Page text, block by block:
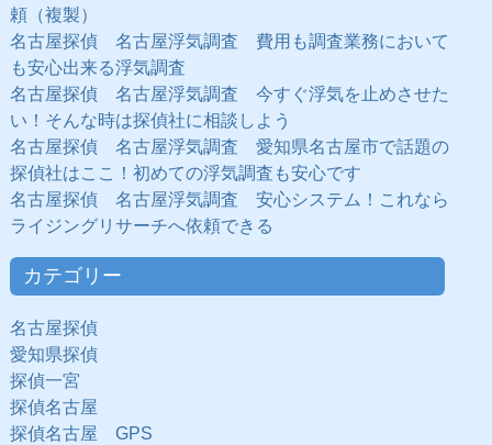
頼（複製）
名古屋探偵 名古屋浮気調査 費用も調査業務において
も安心出来る浮気調査
名古屋探偵 名古屋浮気調査 今すぐ浮気を止めさせた
い！そんな時は探偵社に相談しよう
名古屋探偵 名古屋浮気調査 愛知県名古屋市で話題の
探偵社はここ！初めての浮気調査も安心です
名古屋探偵 名古屋浮気調査 安心システム！これなら
ライジングリサーチへ依頼できる
カテゴリー
名古屋探偵
愛知県探偵
探偵一宮
探偵名古屋
探偵名古屋 GPS